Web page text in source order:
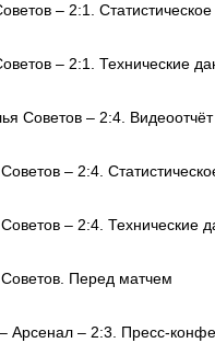
– 2:1.
– 2:1. Технические
Советов – 2:4. Видеоотчёт
– 2:4.
– 2:4. Технические
Перед матчем
Арсенал – 2:3. Пресс-